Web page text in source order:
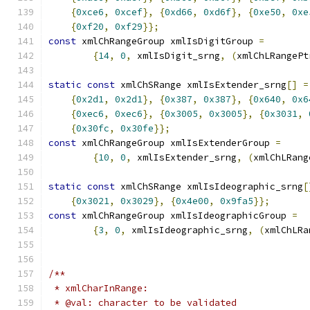
{0xce6, 0xcef}, {0xd66, 0xd6f}, {0xe50,
{0xf20, 0xf29}};
const xmlChRangeGroup xmlIsDigitGroup =
{14, 0, xmlIsDigit_srng, (
static const xmlChSRange xmlIsExtender_srng[]
=
{0x2d1, 0x2d1}, {0x387, 0x387}, {0x640,
{0xec6, 0xec6}, {0x3005, 0x3005}, {0x3031,
{0x30fc, 0x30fe}};
const xmlChRangeGroup xmlIsExtenderGroup =
{10, 0, xmlIsExtender_srng, (
static const xmlChSRange xmlIsIdeographic_srng
{0x3021, 0x3029}, {0x4e00, 0x9fa5}};
const xmlChRangeGroup xmlIsIdeographicGroup =
{3, 0, xmlIsIdeographic_srng, (
/**
* xmlCharInRange:
* @val: character to be validated